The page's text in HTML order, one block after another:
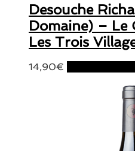
Desouche
Domaine) – Le
Les Trois
14,90€